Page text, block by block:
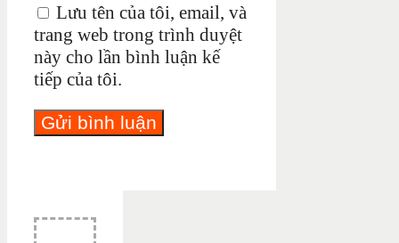
Lưu tên của tôi, email, và
trang web trong trình duyệt
này cho lần bình luận kế
tiếp của tôi.